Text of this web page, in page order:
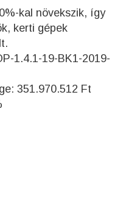
kal növekszik, így
kerti gépek
1.4.1-19-BK1-2019-
351.970.512 Ft